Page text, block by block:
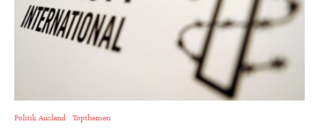
Politik Ausland Topthemen